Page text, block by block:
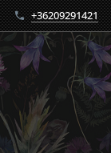
+36209291421